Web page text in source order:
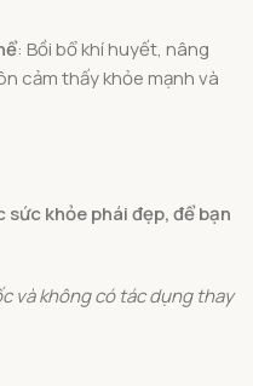
: Bồi bổ khí huyết, nâng
cảm thấy khỏe mạnh và
khỏe phái đẹp, để bạn
và không có tác dụng thay